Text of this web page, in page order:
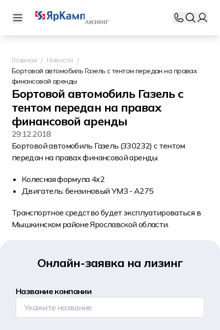
Главная
Новости
Бортовой автомобиль Газель с тентом передан на правах
финансовой аренды
Бортовой автомобиль Газель с
тентом передан на правах
финансовой аренды
29.12.2018
Бортовой автомобиль Газель (330232) с тентом
передан на правах финансовой аренды.
Колесная формула 4х2
Двигатель: бензиновый УМЗ - А275
Транспортное средство будет эксплуатироваться в
Мышкинском районе Ярославской области.
Онлайн-заявка на лизинг
Название компании